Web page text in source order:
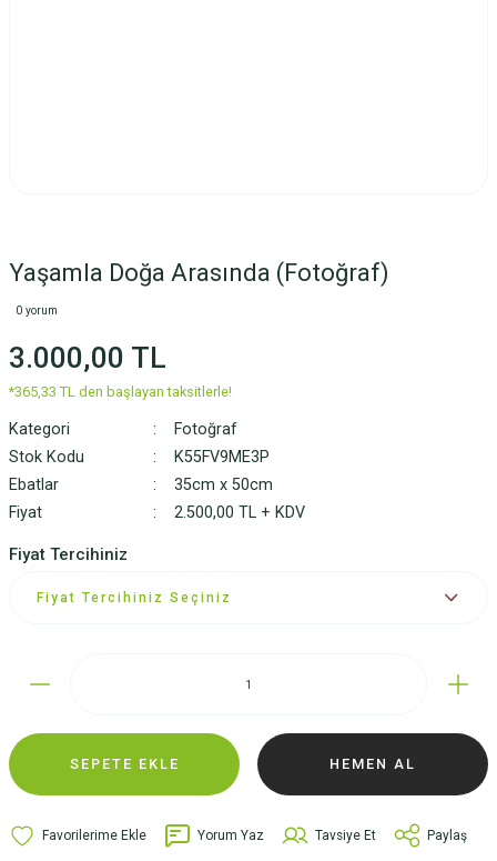
Yaşamla Doğa Arasında (Fotoğraf)
0 yorum
3.000,00 TL
*365,33 TL den başlayan taksitlerle!
Kategori
Fotoğraf
Stok Kodu
K55FV9ME3P
Ebatlar
35cm x 50cm
Fiyat
2.500,00 TL + KDV
Fiyat Tercihiniz
SEPETE EKLE HEMEN AL
Yorum Yaz Tavsiye Et Paylaş